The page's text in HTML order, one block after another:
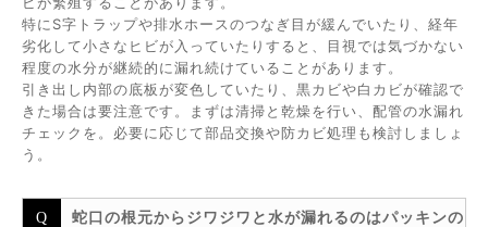
特にS字トラップや排水ホースのつなぎ目が緩んでいたり、経年
劣化して小さなヒビが入っていたりすると、目視では気づかない
程度の水分が継続的に漏れ続けていることがあります。
引き出し内部の底板が変色していたり、黒カビや白カビが確認で
きた場合は要注意です。まずは清掃と乾燥を行い、配管の水漏れ
チェックを。必要に応じて部品交換や防カビ処理も検討しましょ
う。
蛇口の根元からジワジワと水が漏れるのはパッキンの